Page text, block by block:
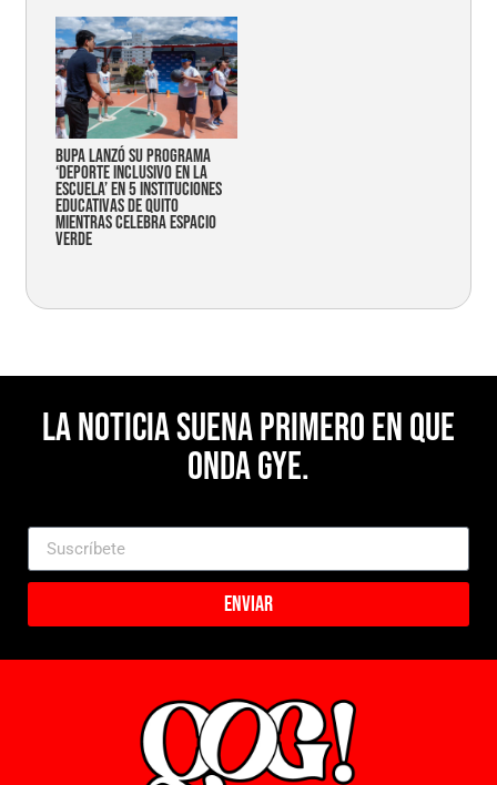
Bupa lanzó su programa
‘Deporte Inclusivo en la
Escuela’ en 5 instituciones
educativas de Quito
mientras celebra espacio
verde
La noticia suena primero en Que
Onda Gye.
Enviar